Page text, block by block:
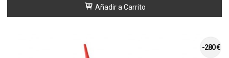
Añadir a Carrito
-280 €